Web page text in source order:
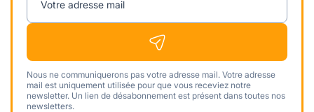
Votre adresse mail
Nous ne communiquerons pas votre adresse mail. Votre adresse
mail est uniquement utilisée pour que vous receviez notre
newsletter. Un lien de désabonnement est présent dans toutes nos
newsletters.